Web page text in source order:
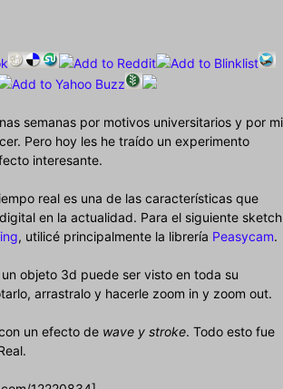
semanas por motivos universitarios y por mi
Pero hoy les he traído un experimento
interesante.
real es una de las características que
en la actualidad. Para el siguiente sketch
, utilicé principalmente la librería Peasycam.
objeto 3d puede ser visto en toda su
arrastralo y hacerle zoom in y zoom out.
un efecto de wave y stroke. Todo esto fue